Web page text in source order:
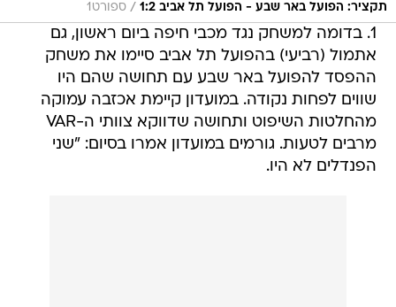
תקציר: הפועל באר שבע - הפועל תל אביב 1:2 / ספורט1
1. בדומה למשחק נגד מכבי חיפה ביום ראשון, גם
אתמול (רביעי) בהפועל תל אביב סיימו את משחק
ההפסד להפועל באר שבע עם תחושה שהם היו
שווים לפחות נקודה. במועדון קיימת אכזבה עמוקה
מהחלטות השיפוט ותחושה שדווקא צוותי ה-VAR
מרבים לטעות. גורמים במועדון אמרו בסיום: "שני
הפנדלים לא היו.